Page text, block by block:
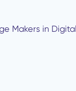
Makers in